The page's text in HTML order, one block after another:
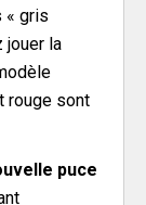
« gris
jouer la
rouge sont
puce